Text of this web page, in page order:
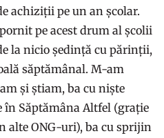
achiziții pe un an școlar.
pe acest drum al școlii
la nicio ședință cu părinții,
săptămânal. M-am
și știam, ba cu niște
Săptămâna Altfel (grație
alte ONG-uri), ba cu sprijin